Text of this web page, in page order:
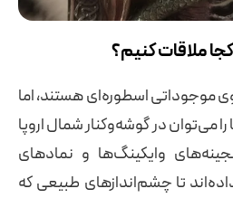
ملاقات کنیم؟
موجوداتی اسطوره‌ای هستند، اما
می‌توان در گوشه‌وکنار شمال اروپا
وایکینگ‌ها و نمادهای
تا چشم‌اندازهای طبیعی که